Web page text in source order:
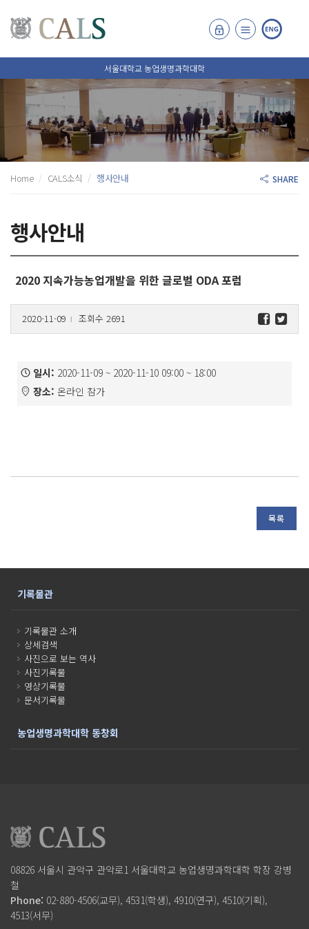
서울대학교 농업생명과학대학
Home CALS소식 행사안내 SHARE
행사안내
2020 지속가능농업개발을 위한 글로벌 ODA 포럼
2020-11-09 l 조회수 2691
일시: 2020-11-09 ~ 2020-11-10 09:00 ~ 18:00
장소: 온라인 참가
목록
기록물관
기록물관 소개
상세검색
사진으로 보는 역사
사진기록물
영상기록물
문서기록물
농업생명과학대학 동창회
08826 서울시 관악구 관악로1 서울대학교 농업생명과학대학 학장 강병
철
Phone: 02-880-4506(교무), 4531(학생), 4910(연구), 4510(기획),
4513(서무)